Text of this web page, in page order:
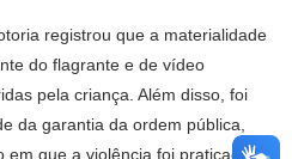
registrou que a materialidade
do flagrante e de vídeo
pela criança. Além disso, foi
da garantia da ordem pública,
que a violência foi praticada. A